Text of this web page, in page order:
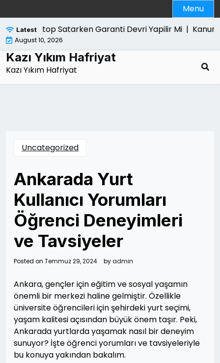
to
content
Menu
Latest
Laptop Satarken Garanti Devri Yapilir Mi | Kanun
August 10, 2026
Kazı Yıkım Hafriyat
Kazı Yıkım Hafriyat
Uncategorized
Ankarada Yurt
Kullanıcı Yorumları
Öğrenci Deneyimleri
ve Tavsiyeler
Posted on Temmuz 29, 2024 byadmin
Ankara, gençler için eğitim ve sosyal yaşamın
önemli bir merkezi haline gelmiştir. Özellikle
üniversite öğrencileri için şehirdeki yurt seçimi,
yaşam kalitesi açısından büyük önem taşır. Peki,
Ankarada yurtlarda yaşamak nasıl bir deneyim
sunuyor? İşte öğrenci yorumları ve tavsiyeleriyle
bu konuya yakından bakalım.